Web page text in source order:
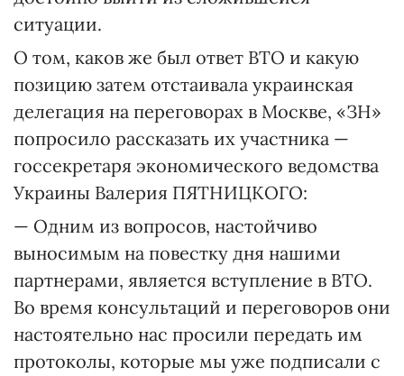
ситуации.
О том, каков же был ответ ВТО и какую
позицию затем отстаивала украинская
делегация на переговорах в Москве, «ЗН»
попросило рассказать их участника —
госсекретаря экономического ведомства
Украины Валерия ПЯТНИЦКОГО:
— Одним из вопросов, настойчиво
выносимым на повестку дня нашими
партнерами, является вступление в ВТО.
Во время консультаций и переговоров они
настоятельно нас просили передать им
протоколы, которые мы уже подписали с